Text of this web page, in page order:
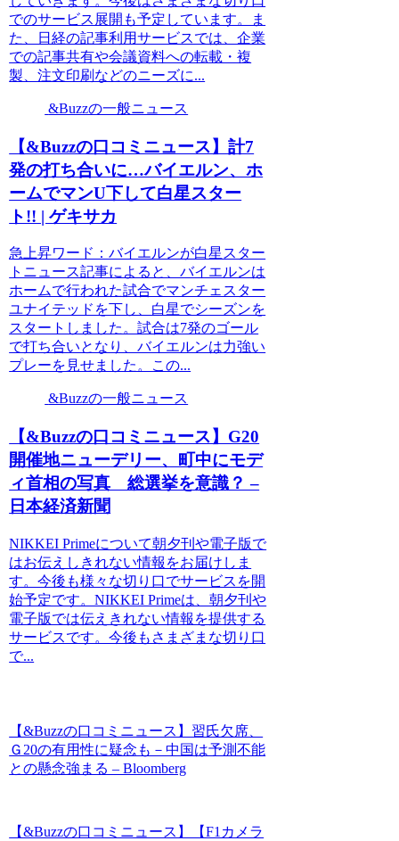
でのサービス展開も予定しています。ま
た、日経の記事利用サービスでは、企業
での記事共有や会議資料への転載・複
製、注文印刷などのニーズに...
&Buzzの一般ニュース
【&Buzzの口コミニュース】計7
発の打ち合いに…バイエルン、ホ
ームでマンU下して白星スター
ト!! | ゲキサカ
急上昇ワード：バイエルンが白星スター
トニュース記事によると、バイエルンは
ホームで行われた試合でマンチェスター
ユナイテッドを下し、白星でシーズンを
スタートしました。試合は7発のゴール
で打ち合いとなり、バイエルンは力強い
プレーを見せました。この...
&Buzzの一般ニュース
【&Buzzの口コミニュース】G20
開催地ニューデリー、町中にモデ
ィ首相の写真 総選挙を意識？ –
日本経済新聞
NIKKEI Primeについて朝夕刊や電子版で
はお伝えしきれない情報をお届けしま
す。今後も様々な切り口でサービスを開
始予定です。NIKKEI Primeは、朝夕刊や
電子版では伝えきれない情報を提供する
サービスです。今後もさまざまな切り口
で...
【&Buzzの口コミニュース】習氏欠席、
Ｇ20の有用性に疑念も－中国は予測不能
との懸念強まる – Bloomberg
【&Buzzの口コミニュース】【F1カメラ